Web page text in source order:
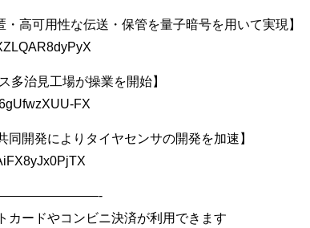
高可用性な伝送・保管を量子暗号を用いて実現】
多治見工場が操業を開始】
FX
同開発によりタイヤセンサの開発を加速】
ードやコンビニ決済が利用できます